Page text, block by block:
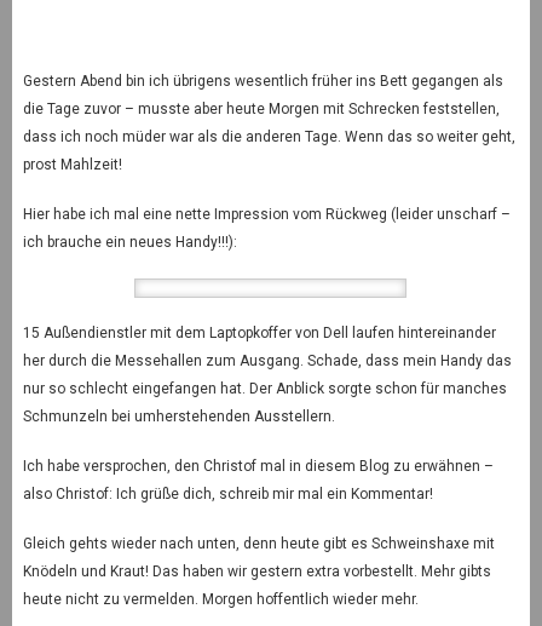
Gestern Abend bin ich übrigens wesentlich früher ins Bett gegangen als
die Tage zuvor – musste aber heute Morgen mit Schrecken feststellen,
dass ich noch müder war als die anderen Tage. Wenn das so weiter geht,
prost Mahlzeit!
Hier habe ich mal eine nette Impression vom Rückweg (leider unscharf –
ich brauche ein neues Handy!!!):
15 Außendienstler mit dem Laptopkoffer von Dell laufen hintereinander
her durch die Messehallen zum Ausgang. Schade, dass mein Handy das
nur so schlecht eingefangen hat. Der Anblick sorgte schon für manches
Schmunzeln bei umherstehenden Ausstellern.
Ich habe versprochen, den Christof mal in diesem Blog zu erwähnen –
also Christof: Ich grüße dich, schreib mir mal ein Kommentar!
Gleich gehts wieder nach unten, denn heute gibt es Schweinshaxe mit
Knödeln und Kraut! Das haben wir gestern extra vorbestellt. Mehr gibts
heute nicht zu vermelden. Morgen hoffentlich wieder mehr.